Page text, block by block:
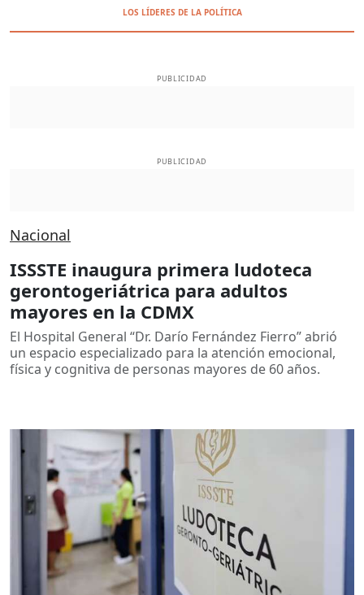
LOS LÍDERES DE LA POLÍTICA
PUBLICIDAD
PUBLICIDAD
Nacional
ISSSTE inaugura primera ludoteca
gerontogeriátrica para adultos
mayores en la CDMX
El Hospital General “Dr. Darío Fernández Fierro” abrió
un espacio especializado para la atención emocional,
física y cognitiva de personas mayores de 60 años.